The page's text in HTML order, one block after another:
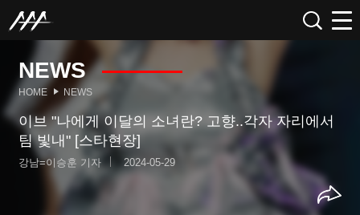
NEWS
HOME NEWS
이브 "나에게 이달의 소녀란? 고향..각자 자리에서
팀 빛내" [스타현장]
강남=이승훈 기자 2024-05-29